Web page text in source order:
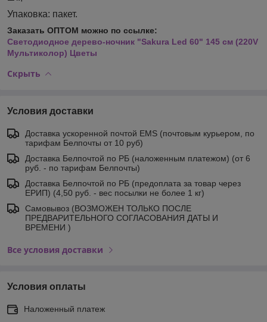
Упаковка: пакет.
Заказать ОПТОМ можно по ссылке:
Светодиодное дерево-ночник "Sakura Led 60" 145 см (220V
Мультиколор) Цветы
Скрыть
Условия доставки
Доставка ускоренной почтой EMS (почтовым курьером, по
тарифам Белпочты от 10 руб)
Доставка Белпочтой по РБ (наложенным платежом) (от 6
руб. - по тарифам Белпочты)
Доставка Белпочтой по РБ (предоплата за товар через
ЕРИП) (4,50 руб. - вес посылки не более 1 кг)
Самовывоз (ВОЗМОЖЕН ТОЛЬКО ПОСЛЕ
ПРЕДВАРИТЕЛЬНОГО СОГЛАСОВАНИЯ ДАТЫ И
ВРЕМЕНИ )
Все условия доставки
Условия оплаты
Наложенный платеж